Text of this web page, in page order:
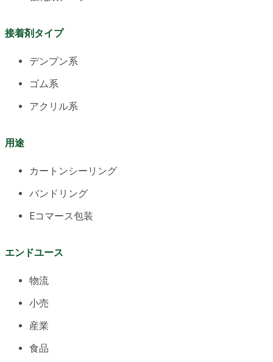
接着剤タイプ
デンプン系
ゴム系
アクリル系
用途
カートンシーリング
バンドリング
Eコマース包装
エンドユース
物流
小売
産業
食品